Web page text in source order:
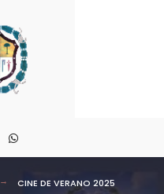
CINE DE VERANO 2025